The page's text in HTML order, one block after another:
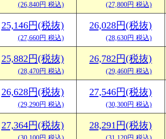
(26,840円 税込) (27,800円 税込)
25,146円(税抜)
(27,660円 税込)
26,028円(税抜)
(28,630円 税込)
25,882円(税抜)
(28,470円 税込)
26,782円(税抜)
(29,460円 税込)
26,628円(税抜)
(29,290円 税込)
27,546円(税抜)
(30,300円 税込)
27,364円(税抜) 28,291円(税抜)